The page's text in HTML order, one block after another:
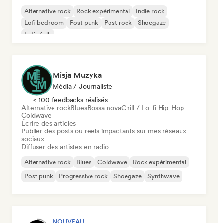
Alternative rock Rock expérimental
Indie rock
Lofi bedroom
Post punk Post rock
Shoegaze
Indie folk
Misja Muzyka
Média / Journaliste
< 100 feedbacks réalisés
Alternative rockBluesBossa novaChill / Lo-fi Hip-Hop
Coldwave
Écrire des articles
Publier des posts ou reels impactants sur mes réseaux
sociaux
Diffuser des artistes en radio
Alternative rock Blues Coldwave
Rock expérimental
Post punk
Progressive rock Shoegaze Synthwave
NOUVEAU